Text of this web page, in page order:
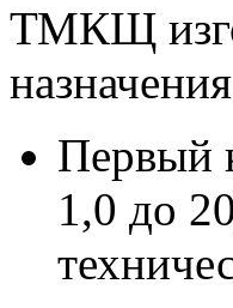
ТМКЩ
Первый
1,0 до